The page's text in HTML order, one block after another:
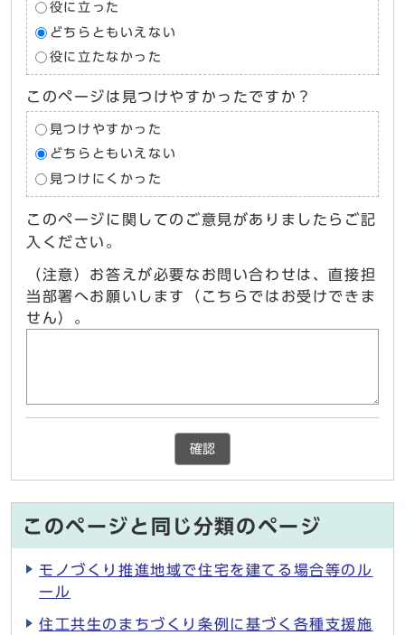
役に立った
どちらともいえない
役に立たなかった
このページは見つけやすかったですか？
見つけやすかった
どちらともいえない
見つけにくかった
このページに関してのご意見がありましたらご記
入ください。
（注意）お答えが必要なお問い合わせは、直接担
当部署へお願いします（こちらではお受けできま
せん）。
確認
このページと同じ分類のページ
モノづくり推進地域で住宅を建てる場合等のル
ール
住工共生のまちづくり条例に基づく各種支援施